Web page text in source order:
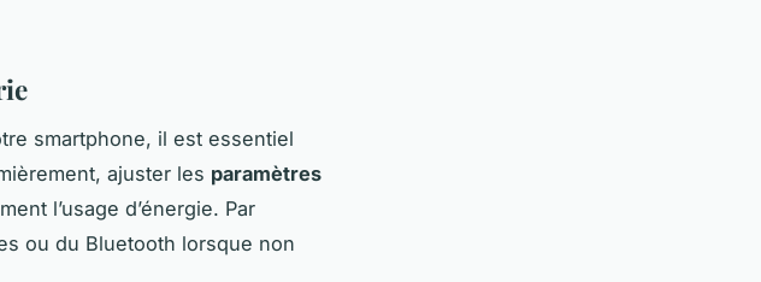
smartphone, il est essentiel
ajuster les paramètres
l’usage d’énergie. Par
ou du Bluetooth lorsque non